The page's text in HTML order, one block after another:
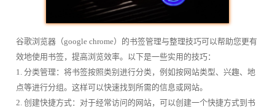
谷歌浏览器（google chrome）的书签管理与整理技巧可以帮助您更有
效地使用书签，提高浏览效率。以下是一些实用的技巧：
1. 分类管理：将书签按照类别进行分类，例如按网站类型、兴趣、地
点等进行分组。这样可以快速找到所需的信息或网站。
2. 创建快捷方式：对于经常访问的网站，可以创建一个快捷方式到书